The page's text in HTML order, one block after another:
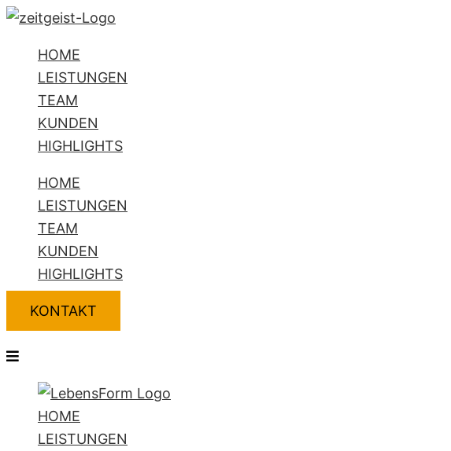
Zum
springen
HOME
LEISTUNGEN
TEAM
KUNDEN
HIGHLIGHTS
HOME
LEISTUNGEN
TEAM
KUNDEN
HIGHLIGHTS
KONTAKT
Flyout
HOME
LEISTUNGEN
Name*
E-
Adresse*
Website